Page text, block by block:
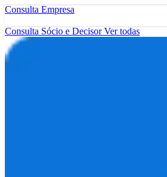
Consulta Empresa
Consulta Sócio e DecisorVer todas